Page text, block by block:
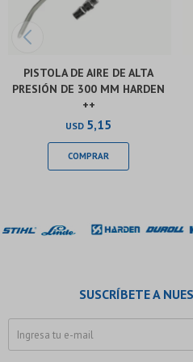
PISTOLA DE AIRE DE ALTA
PRESIÓN DE 300 MM HARDEN
++
USD 5,15
SUSCRÍBETE A